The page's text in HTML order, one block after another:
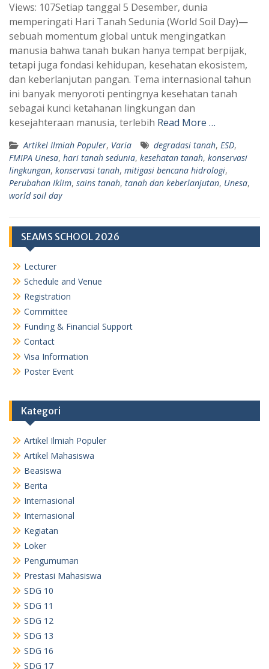
a
t
A
p
p
l
e
g
r
a
m
Views: 107Setiap tanggal 5 Desember, dunia
memperingati Hari Tanah Sedunia (World Soil Day)—
sebuah momentum global untuk mengingatkan
manusia bahwa tanah bukan hanya tempat berpijak,
tetapi juga fondasi kehidupan, kesehatan ekosistem,
dan keberlanjutan pangan. Tema internasional tahun
ini banyak menyoroti pentingnya kesehatan tanah
sebagai kunci ketahanan lingkungan dan
kesejahteraan manusia, terlebih Read More …
Artikel Ilmiah Populer, Varia degradasi tanah, ESD,
FMIPA Unesa, hari tanah sedunia, kesehatan tanah, konservasi
lingkungan, konservasi tanah, mitigasi bencana hidrologi,
Perubahan Iklim, sains tanah, tanah dan keberlanjutan, Unesa,
world soil day
SEAMS SCHOOL 2026
Lecturer
Schedule and Venue
Registration
Committee
Funding & Financial Support
Contact
Visa Information
Poster Event
Kategori
Artikel Ilmiah Populer
Artikel Mahasiswa
Beasiswa
Berita
Internasional
Internasional
Kegiatan
Loker
Pengumuman
Prestasi Mahasiswa
SDG 10
SDG 11
SDG 12
SDG 13
SDG 16
SDG 17